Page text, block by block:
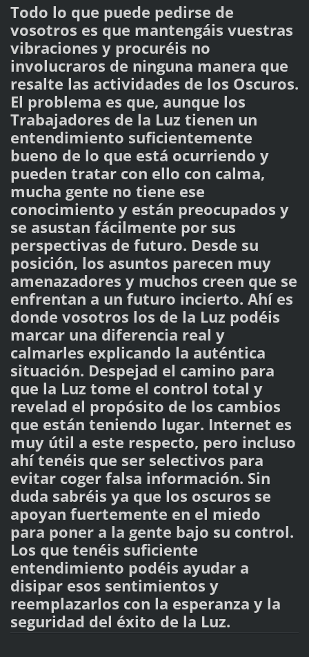
Todo lo que puede pedirse de
vosotros es que mantengáis vuestras
vibraciones y procuréis no
involucraros de ninguna manera que
resalte las actividades de los Oscuros.
El problema es que, aunque los
Trabajadores de la Luz tienen un
entendimiento suficientemente
bueno de lo que está ocurriendo y
pueden tratar con ello con calma,
mucha gente no tiene ese
conocimiento y están preocupados y
se asustan fácilmente por sus
perspectivas de futuro. Desde su
posición, los asuntos parecen muy
amenazadores y muchos creen que se
enfrentan a un futuro incierto. Ahí es
donde vosotros los de la Luz podéis
marcar una diferencia real y
calmarles explicando la auténtica
situación. Despejad el camino para
que la Luz tome el control total y
revelad el propósito de los cambios
que están teniendo lugar. Internet es
muy útil a este respecto, pero incluso
ahí tenéis que ser selectivos para
evitar coger falsa información. Sin
duda sabréis ya que los oscuros se
apoyan fuertemente en el miedo
para poner a la gente bajo su control.
Los que tenéis suficiente
entendimiento podéis ayudar a
disipar esos sentimientos y
reemplazarlos con la esperanza y la
seguridad del éxito de la Luz.